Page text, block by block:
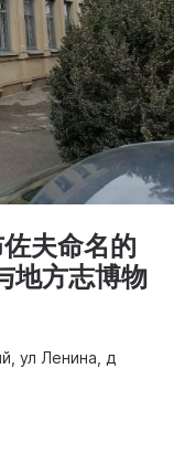
夫命名的
地方志博物
ул Ленина, д